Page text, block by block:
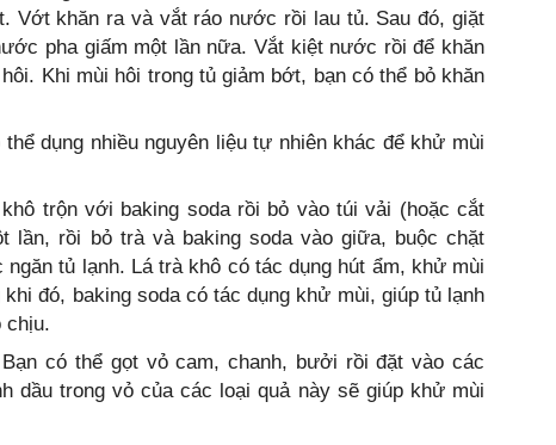
Vớt khăn ra và vắt ráo nước rồi lau tủ. Sau đó, giặt
pha giấm một lần nữa. Vắt kiệt nước rồi để khăn
Khi mùi hôi trong tủ giảm bớt, bạn có thể bỏ khăn
dụng nhiều nguyên liệu tự nhiên khác để khử mùi
trộn với baking soda rồi bỏ vào túi vải (hoặc cắt
lần, rồi bỏ trà và baking soda vào giữa, buộc chặt
tủ lạnh. Lá trà khô có tác dụng hút ẩm, khử mùi
đó, baking soda có tác dụng khử mùi, giúp tủ lạnh
chịu.
có thể gọt vỏ cam, chanh, bưởi rồi đặt vào các
dầu trong vỏ của các loại quả này sẽ giúp khử mùi